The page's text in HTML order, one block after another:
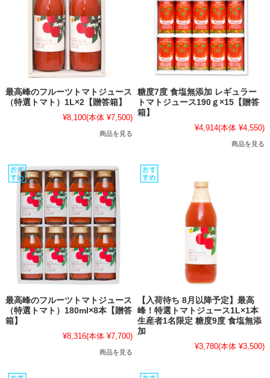
最高峰のフルーツトマトジュース
（特選トマト）1L×2【贈答箱】
¥8,100(本体 ¥7,500)
商品を見る
糖度7度 食塩無添加 レギュラー
トマトジュース190ｇ×15【贈答
箱】
¥4,914(本体 ¥4,550)
商品を見る
最高峰のフルーツトマトジュース
（特選トマト）180ml×8本【贈答
箱】
¥8,316(本体 ¥7,700)
商品を見る
【入荷待ち 8月以降予定】最高
峰！特選トマトジュース1L×1本
生産者1名限定 糖度9度 食塩無添
加
¥3,780(本体 ¥3,500)